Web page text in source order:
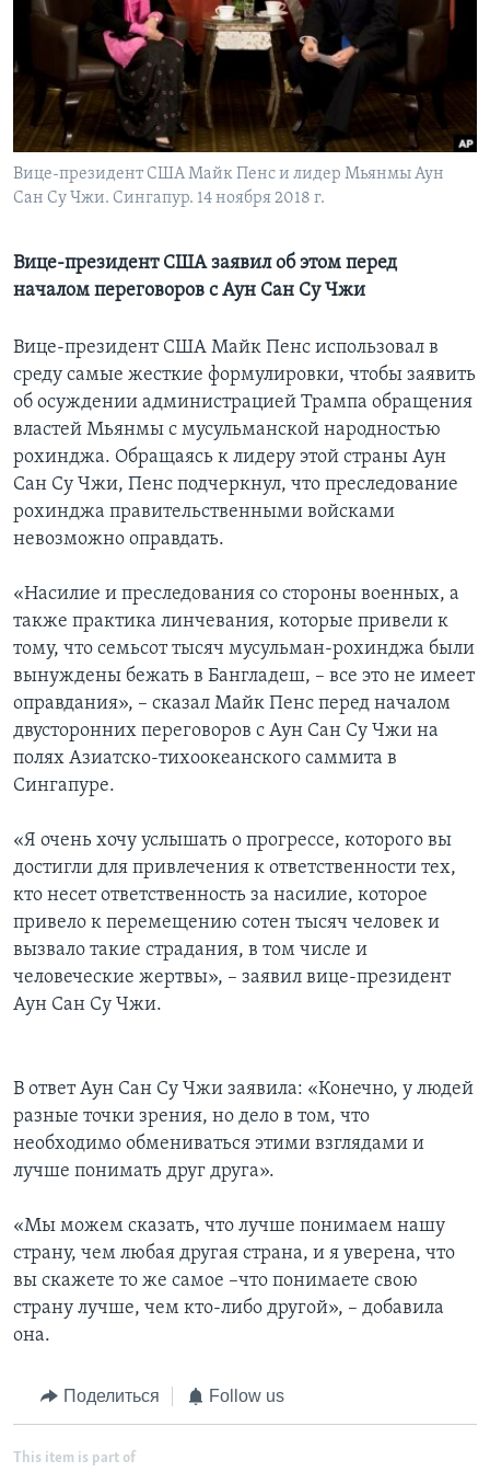
Learning English
СОЦИАЛЬНЫЕ СЕТИ
Языки
Вице-президент США Майк Пенс и лидер Мьянмы Аун
Сан Су Чжи. Сингапур. 14 ноября 2018 г.
Вице-президент США заявил об этом перед
началом переговоров с Аун Сан Су Чжи
Вице-президент США Майк Пенс использовал в
среду самые жесткие формулировки, чтобы заявить
об осуждении администрацией Трампа обращения
властей Мьянмы с мусульманской народностью
рохинджа. Обращаясь к лидеру этой страны Аун
Сан Су Чжи, Пенс подчеркнул, что преследование
рохинджа правительственными войсками
невозможно оправдать.
«Насилие и преследования со стороны военных, а
также практика линчевания, которые привели к
тому, что семьсот тысяч мусульман-рохинджа были
вынуждены бежать в Бангладеш, – все это не имеет
оправдания», – сказал Майк Пенс перед началом
двусторонних переговоров с Аун Сан Су Чжи на
полях Азиатско-тихоокеанского саммита в
Сингапуре.
«Я очень хочу услышать о прогрессе, которого вы
достигли для привлечения к ответственности тех,
кто несет ответственность за насилие, которое
привело к перемещению сотен тысяч человек и
вызвало такие страдания, в том числе и
человеческие жертвы», – заявил вице-президент
Аун Сан Су Чжи.
В ответ Аун Сан Су Чжи заявила: «Конечно, у людей
разные точки зрения, но дело в том, что
необходимо обмениваться этими взглядами и
лучше понимать друг друга».
«Мы можем сказать, что лучше понимаем нашу
страну, чем любая другая страна, и я уверена, что
вы скажете то же самое –что понимаете свою
страну лучше, чем кто-либо другой», – добавила
она.
Поделиться Follow us
This item is part of